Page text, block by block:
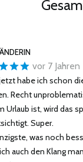
vor 7 Jahren
habe ich schon
Recht
Urlaub ist, wird das
Super.
was noch
auch den Klang